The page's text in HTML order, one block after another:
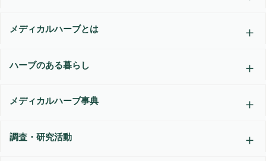
メディカルハーブとは
ハーブのある暮らし
メディカルハーブ事典
調査・研究活動